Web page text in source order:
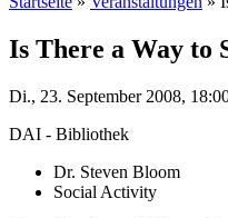
Is There a Way to
Di., 23. September 2008,
DAI - Bibliothek
Dr. Steven Bloom
Social Activity